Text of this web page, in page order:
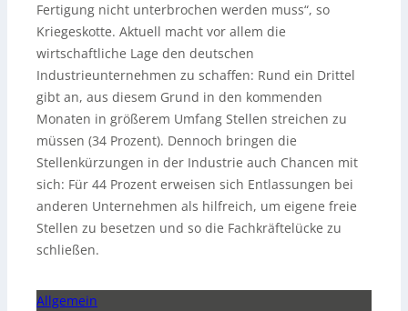
Fertigung nicht unterbrochen werden muss“, so
Kriegeskotte. Aktuell macht vor allem die
wirtschaftliche Lage den deutschen
Industrieunternehmen zu schaffen: Rund ein Drittel
gibt an, aus diesem Grund in den kommenden
Monaten in größerem Umfang Stellen streichen zu
müssen (34 Prozent). Dennoch bringen die
Stellenkürzungen in der Industrie auch Chancen mit
sich: Für 44 Prozent erweisen sich Entlassungen bei
anderen Unternehmen als hilfreich, um eigene freie
Stellen zu besetzen und so die Fachkräftelücke zu
schließen.
Allgemein